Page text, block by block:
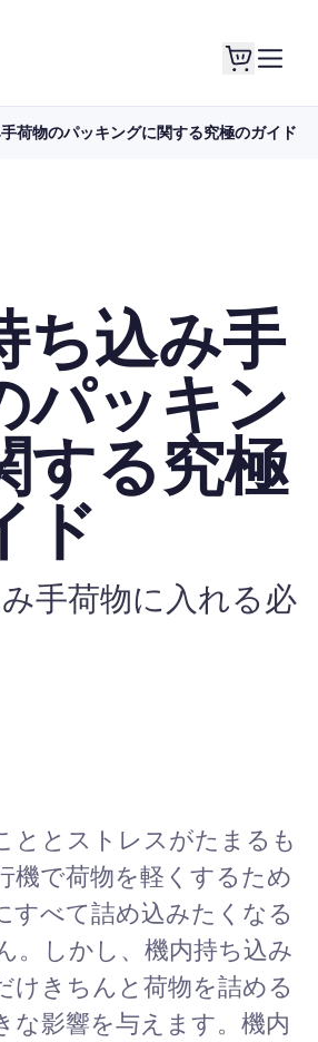
ショッププラン
用する理由
荷物のパッキングに関する究極のガイド
ち込み手
パッキン
する究極
ド
手荷物に入れる必
ととストレスがたまるも
機で荷物を軽くするため
すべて詰め込みたくなる
。しかし、機内持ち込み
けきちんと荷物を詰める
な影響を与えます。機内